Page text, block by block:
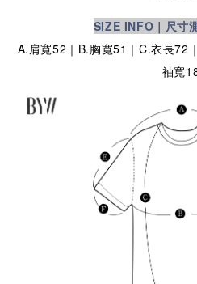
SIZE INFO｜尺寸
A.肩寬52｜B.胸寬51｜C.衣長72
袖寬